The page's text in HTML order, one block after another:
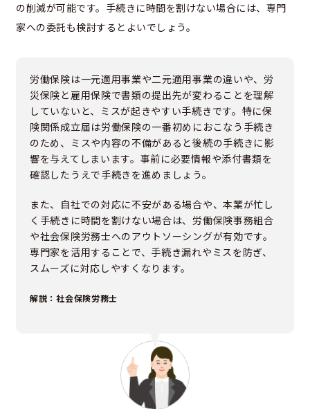
の削減が可能です。手続きに時間を割けない場合には、専門
家への委託も検討するとよいでしょう。
労働保険は一元適用事業や二元適用事業の違いや、労
災保険と雇用保険で書類の提出先が変わることを理解
していないと、ミスが起きやすい手続きです。特に保
険関係成立届は労働保険の一番初めにおこなう手続き
のため、ミスや内容の不備があると後続の手続きに影
響を与えてしまいます。事前に必要情報や添付書類を
確認したうえで手続きを進めましょう。
また、自社での対応に不安がある場合や、本業が忙し
く手続きに時間を割けない場合は、労働保険事務組合
や社会保険労務士へのアウトソーシングが有効です。
専門家を活用することで、手続き漏れやミスを防ぎ、
スムーズに対応しやすくなります。
解説：社会保険労務士